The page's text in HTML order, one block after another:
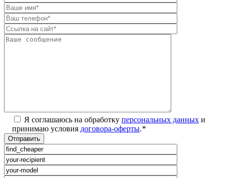
Я соглашаюсь на обработку персональных данных и
принимаю условия договора-оферты.*